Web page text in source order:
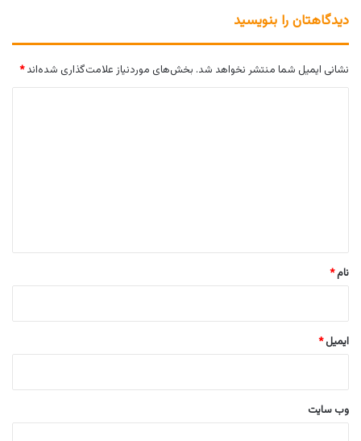
دیدگاهتان را بنویسید
نشانی ایمیل شما منتشر نخواهد شد. بخش‌های موردنیاز علامت‌گذاری شده‌اند*
نام*
ایمیل*
وب‌ سایت